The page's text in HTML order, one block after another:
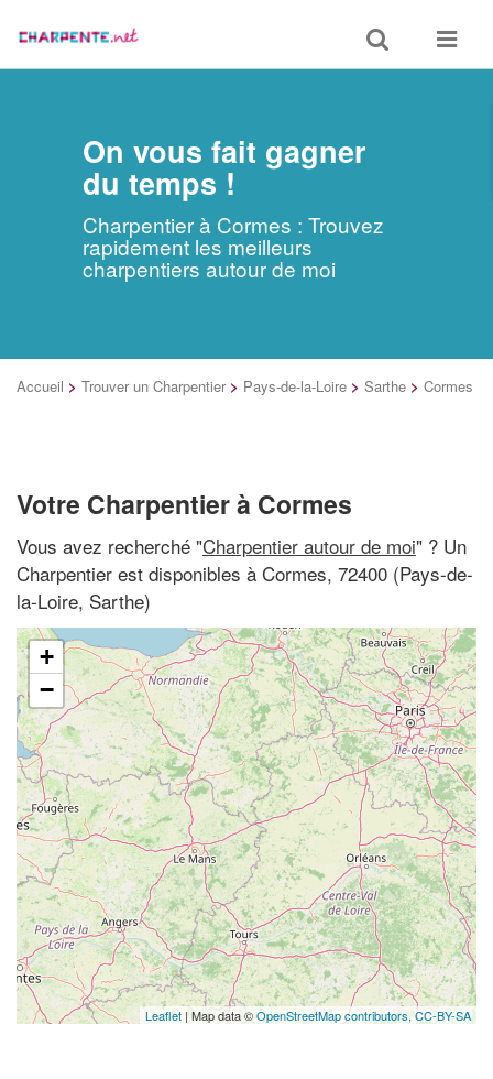
Toggle
search
Toggle
On vous fait gagner
du temps !
Charpentier à Cormes : Trouvez
rapidement les meilleurs
charpentiers autour de moi
Accueil > Trouver un Charpentier > Pays-de-la-Loire > Sarthe > Cormes
Votre Charpentier à Cormes
Vous avez recherché "Charpentier autour de moi" ? Un
Charpentier est disponibles à Cormes, 72400 (Pays-de-
la-Loire, Sarthe)
+
−
Leaflet | Map data ©OpenStreetMap contributors, CC-BY-SA